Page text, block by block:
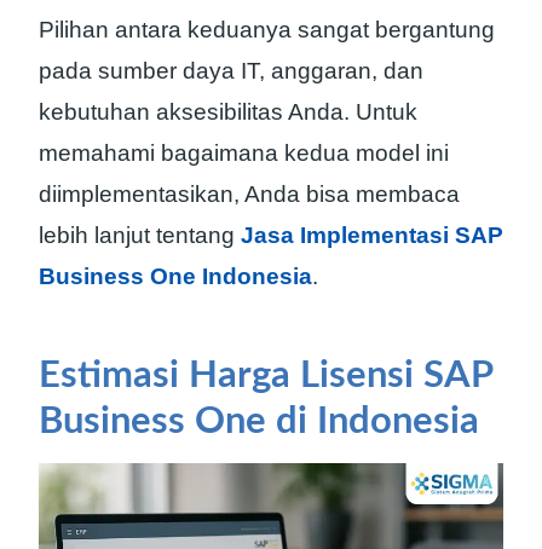
Pilihan antara keduanya sangat bergantung
pada sumber daya IT, anggaran, dan
kebutuhan aksesibilitas Anda. Untuk
memahami bagaimana kedua model ini
diimplementasikan, Anda bisa membaca
lebih lanjut tentang Jasa Implementasi SAP
Business One Indonesia.
Estimasi Harga Lisensi SAP
Business One di Indonesia